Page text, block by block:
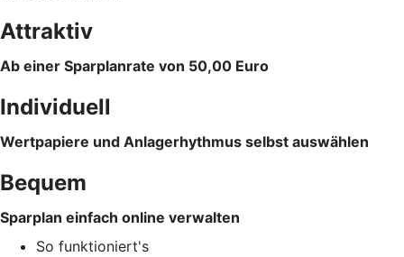
Attraktiv
Ab einer Sparplanrate von 50,00 Euro
Individuell
Wertpapiere und Anlagerhythmus selbst auswählen
Bequem
Sparplan einfach online verwalten
So funktioniert's